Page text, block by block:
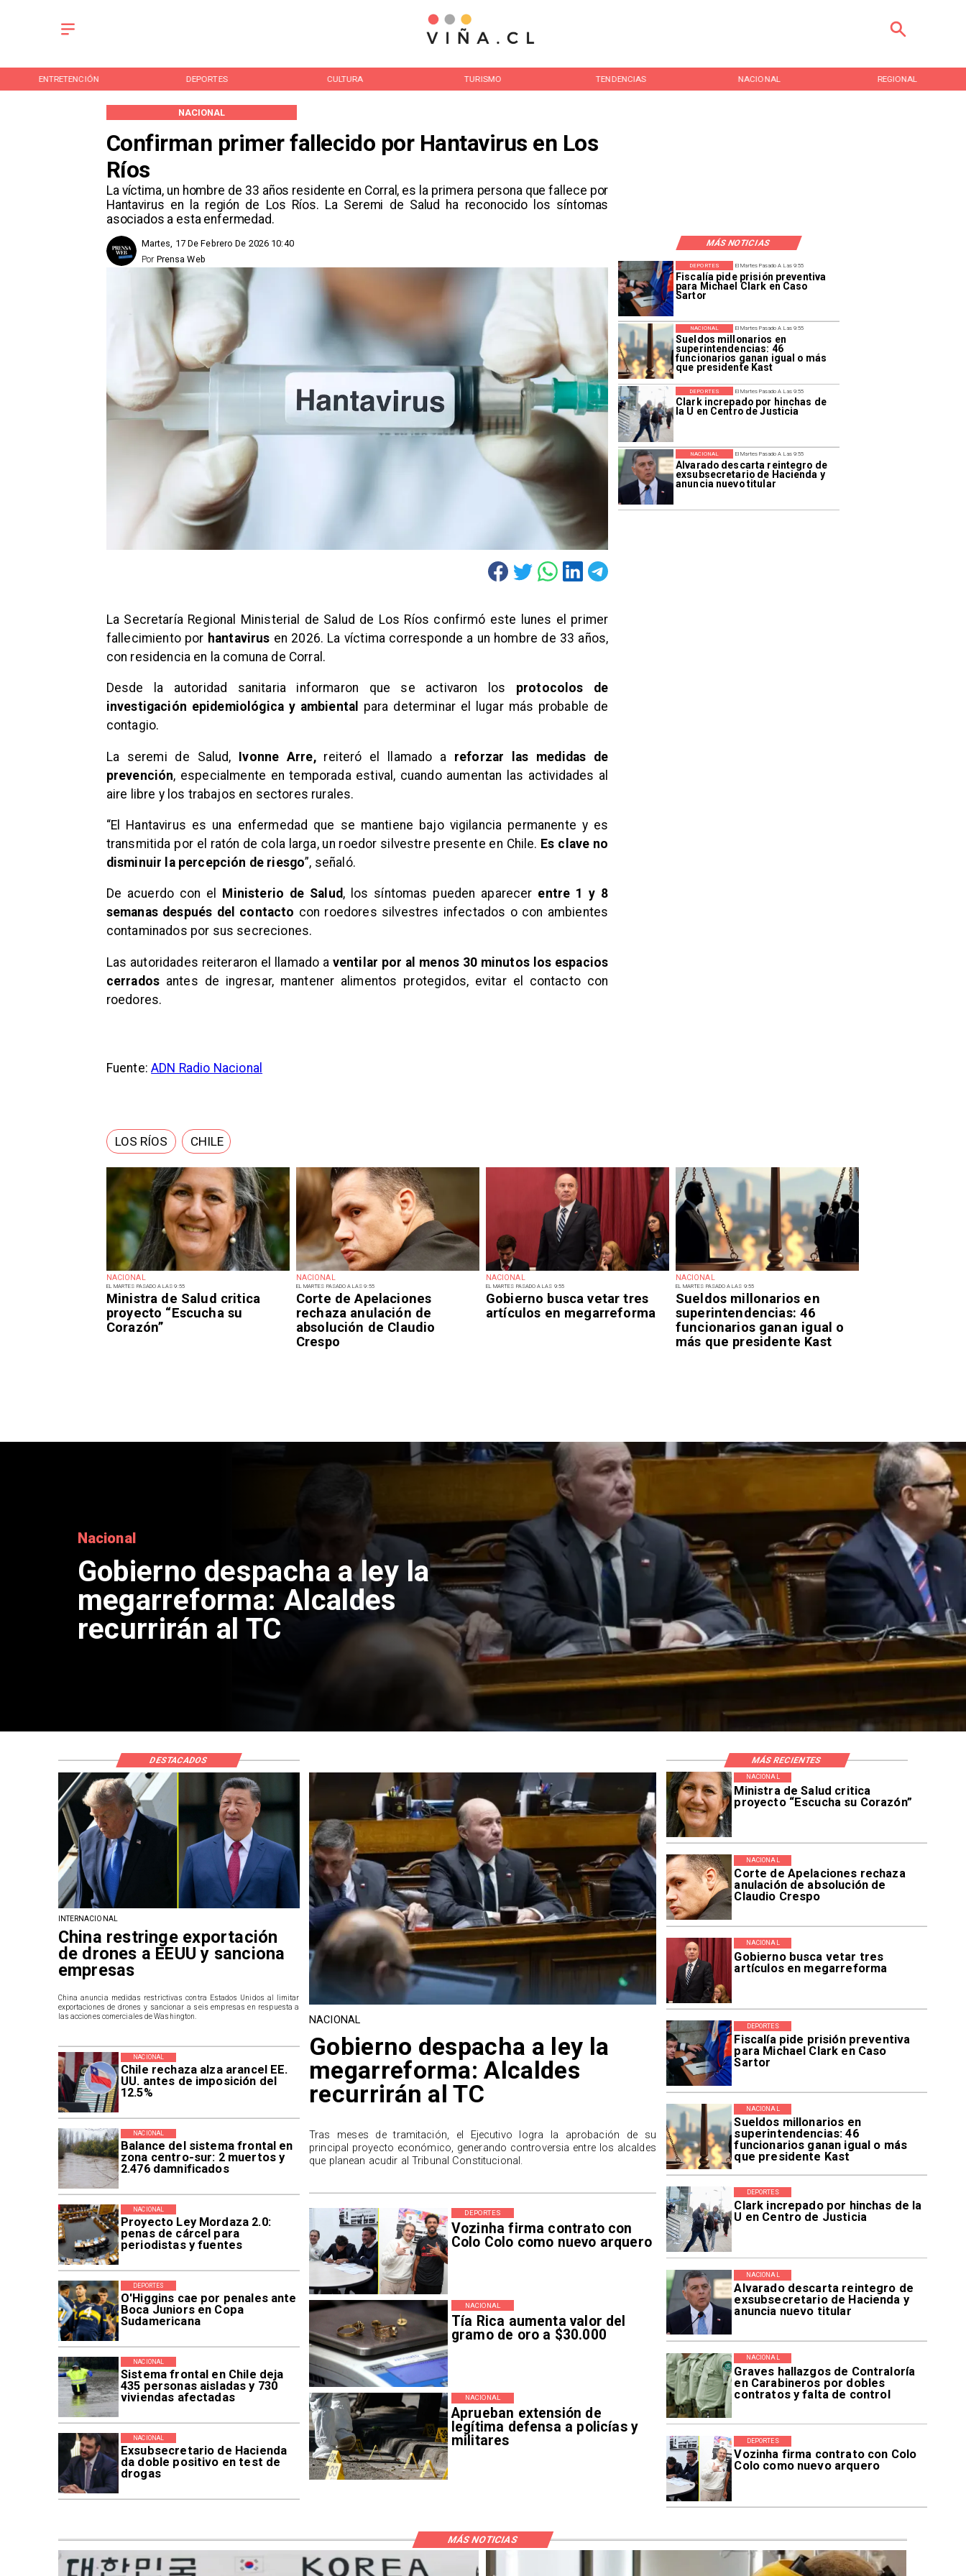
DEPORTES CULTURA TURISMO TENDENCIAS NACIONAL REGIONAL ENTRETENCIÓN
Confirman primer fallecido por Hantavirus en Los
Ríos
La víctima, un hombre de 33 años residente en Corral, es la primera persona que fallece por
Hantavirus en la región de Los Ríos. La Seremi de Salud ha reconocido los síntomas
asociados a esta enfermedad.
NACIONAL
MÁS NOTICIAS
Martes, 17 De Febrero De 2026 10:40
Prensa Web
Por
NACIONAL
EL MARTES PASADO A LAS 9:55
Ministra de Salud critica
proyecto “Escucha su
Corazón”
NACIONAL
EL MARTES PASADO A LAS 9:55
Corte de Apelaciones
rechaza anulación de
absolución de Claudio
Crespo
NACIONAL
EL MARTES PASADO A LAS 9:55
Gobierno busca vetar tres
artículos en megarreforma
NACIONAL
EL MARTES PASADO A LAS 9:55
Sueldos millonarios en
superintendencias: 46
funcionarios ganan igual o
más que presidente Kast
El Martes Pasado A Las 9:55
Fiscalía pide prisión preventiva
para Michael Clark en Caso
Sartor
DEPORTES
El Martes Pasado A Las 9:55
Sueldos millonarios en
superintendencias: 46
funcionarios ganan igual o más
que presidente Kast
NACIONAL
El Martes Pasado A Las 9:55
Clark increpado por hinchas de
la U en Centro de Justicia
DEPORTES
El Martes Pasado A Las 9:55
Alvarado descarta reintegro de
exsubsecretario de Hacienda y
anuncia nuevo titular
NACIONAL
La Secretaría Regional Ministerial de Salud de Los Ríos confirmó este lunes el primer
fallecimiento por hantavirus en 2026. La víctima corresponde a un hombre de 33 años,
con residencia en la comuna de Corral.
Desde la autoridad sanitaria informaron que se activaron los protocolos de
investigación epidemiológica y ambiental
para determinar el lugar más probable de
contagio.
La seremi de Salud, Ivonne Arre,reiteró el llamado a reforzar las medidas de
prevención, especialmente en temporada estival, cuando aumentan las actividades al
aire libre y los trabajos en sectores rurales.
“El Hantavirus es una enfermedad que se mantiene bajo vigilancia permanente y es
transmitida por el ratón de cola larga, un roedor silvestre presente en Chile. Es clave no
disminuir la percepción de riesgo”, señaló.
De acuerdo con el Ministerio de Salud, los síntomas pueden aparecer entre 1 y 8
semanas después del contacto con roedores silvestres infectados o con ambientes
contaminados por sus secreciones.
Las autoridades reiteraron el llamado a ventilar por al menos 30 minutos los espacios
cerrados antes de ingresar, mantener alimentos protegidos, evitar el contacto con
roedores.
Fuente:ADN Radio Nacional
LOS RÍOS CHILE
Internacional
China restringe exportación de
drones a EEUU y sanciona
empresas
Ministra de Salud critica
proyecto “Escucha su Corazón”
NACIONAL
Corte de Apelaciones rechaza
anulación de absolución de
Claudio Crespo
NACIONAL
Gobierno busca vetar tres
artículos en megarreforma
NACIONAL
Fiscalía pide prisión preventiva
para Michael Clark en Caso
Sartor
DEPORTES
Sueldos millonarios en
superintendencias: 46
funcionarios ganan igual o más
que presidente Kast
NACIONAL
Clark increpado por hinchas de la
U en Centro de Justicia
DEPORTES
Alvarado descarta reintegro de
exsubsecretario de Hacienda y
anuncia nuevo titular
NACIONAL
Graves hallazgos de Contraloría
en Carabineros por dobles
contratos y falta de control
NACIONAL
Vozinha firma contrato con Colo
Colo como nuevo arquero
DEPORTES
Chile rechaza alza arancel EE.
UU. antes de imposición del
12.5%
NACIONAL
Balance del sistema frontal en
zona centro-sur: 2 muertos y
2.476 damnificados
NACIONAL
Proyecto Ley Mordaza 2.0:
penas de cárcel para
periodistas y fuentes
NACIONAL
O'Higgins cae por penales ante
Boca Juniors en Copa
Sudamericana
DEPORTES
Sistema frontal en Chile deja
435 personas aisladas y 730
viviendas afectadas
NACIONAL
Exsubsecretario de Hacienda
da doble positivo en test de
drogas
NACIONAL
Vozinha firma contrato con
Colo Colo como nuevo arquero
DEPORTES
Tía Rica aumenta valor del
gramo de oro a $30.000
NACIONAL
Aprueban extensión de
legítima defensa a policías y
militares
NACIONAL
INTERNACIONAL
China restringe exportación
de drones a EEUU y sanciona
empresas
China anuncia medidas restrictivas contra Estados Unidos al limitar
exportaciones de drones y sancionar a seis empresas en respuesta a
las acciones comerciales de Washington.
NACIONAL
Gobierno despacha a ley la
megarreforma: Alcaldes
recurrirán al TC
Tras meses de tramitación, el Ejecutivo logra la aprobación de su
principal proyecto económico, generando controversia entre los alcaldes
que planean acudir al Tribunal Constitucional.
DESTACADOS MÁS RECIENTES
MÁS NOTICIAS